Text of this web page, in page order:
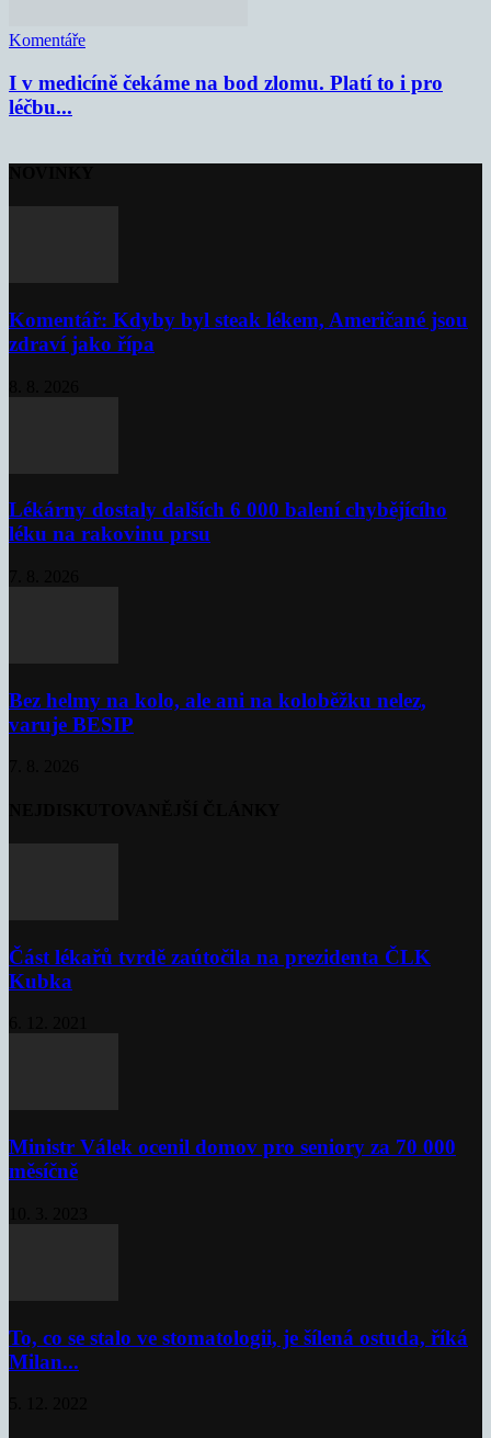
Komentáře
I v medicíně čekáme na bod zlomu. Platí to i pro
léčbu...
Komentář: Kdyby byl steak lékem, Američané jsou
zdraví jako řípa
Lékárny dostaly dalších 6 000 balení chybějícího
léku na rakovinu prsu
Bez helmy na kolo, ale ani na koloběžku nelez,
varuje BESIP
Část lékařů tvrdě zaútočila na prezidenta ČLK
Kubka
Ministr Válek ocenil domov pro seniory za 70 000
měsíčně
To, co se stalo ve stomatologii, je šílená ostuda, říká
Milan...